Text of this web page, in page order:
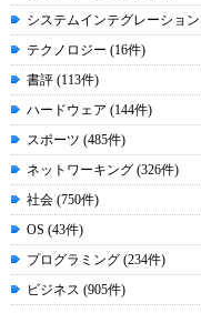
システムインテグレーショ
テクノロジー (16件)
書評 (113件)
ハードウェア (144件)
スポーツ (485件)
ネットワーキング (326件)
社会 (750件)
OS (43件)
プログラミング (234件)
ビジネス (905件)